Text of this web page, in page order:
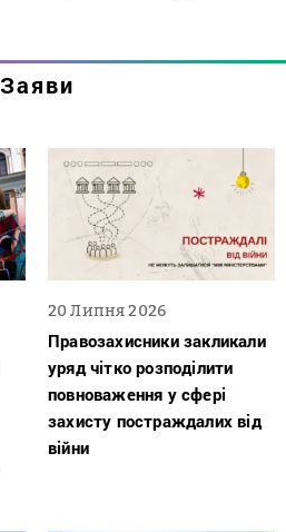
Заяви
20 Липня 2026
Правозахисники закликали
уряд чітко розподілити
повноваження у сфері
захисту постраждалих від
війни